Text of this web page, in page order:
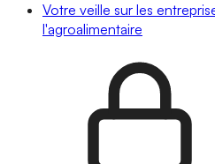
Votre veille sur les
l'agroalimentaire